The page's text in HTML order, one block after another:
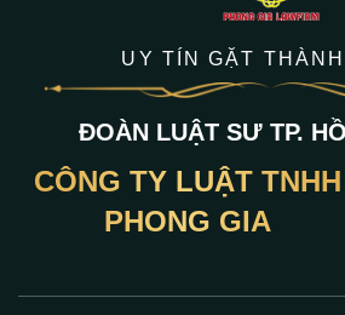
UY TÍN GẶT
ĐOÀN LUẬT SƯ TP.
CÔNG TY LUẬT TNHH
PHONG GIA